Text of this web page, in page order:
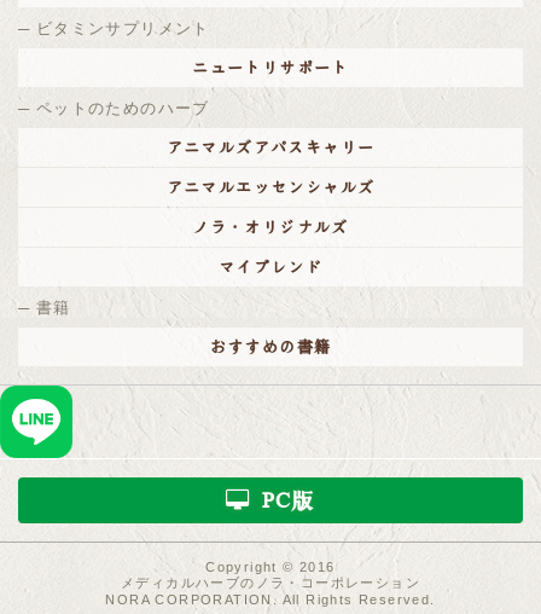
ビタミンサプリメント
ニュートリサポート
ペットのためのハーブ
アニマルズアパスキャリー
アニマルエッセンシャルズ
ノラ・オリジナルズ
マイブレンド
書籍
おすすめの書籍
PC版
Copyright © 2016
メディカルハーブのノラ・コーポレーション
NORA CORPORATION. All Rights Reserved.